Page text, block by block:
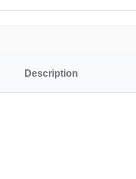
Description